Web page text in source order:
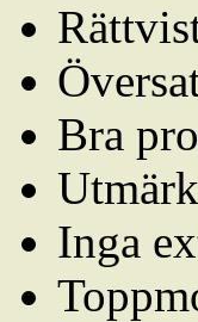
Bra
Inga